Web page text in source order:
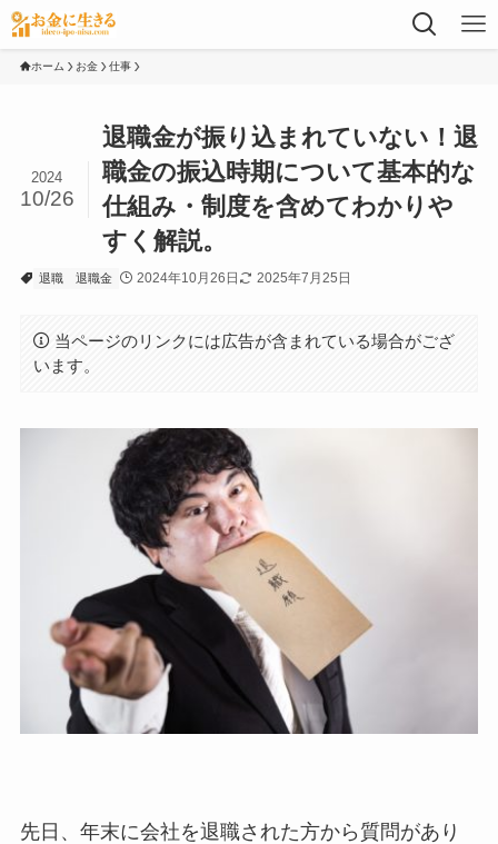
ホーム お金 仕事
退職金が振り込まれていない！退
職金の振込時期について基本的な
仕組み・制度を含めてわかりや
すく解説。
2024
10/26
退職 退職金 2024年10月26日 2025年7月25日
当ページのリンクには広告が含まれている場合がござ
います。
先日、年末に会社を退職された方から質問があり